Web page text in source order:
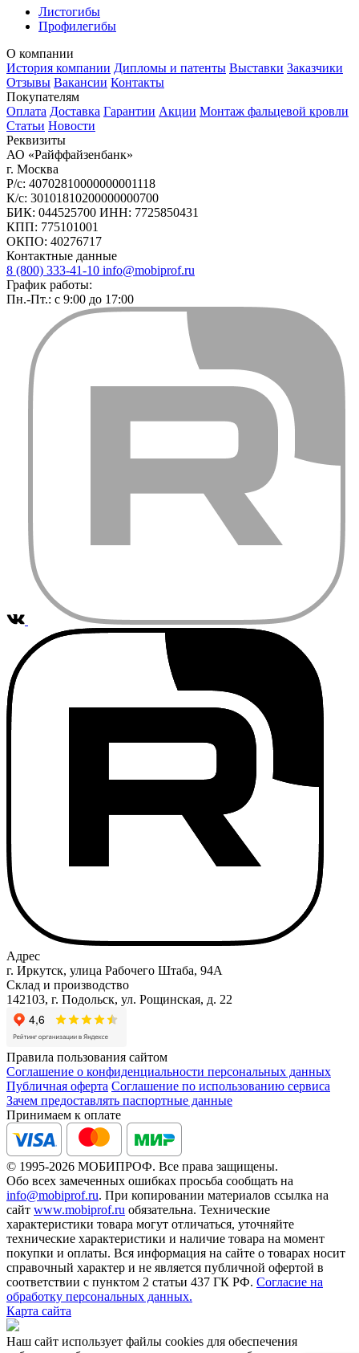
Листогибы
Профилегибы
О компании
История компании Дипломы и патенты Выставки Заказчики
Отзывы Вакансии Контакты
Покупателям
Оплата Доставка Гарантии Акции Монтаж фальцевой кровли
Статьи Новости
Реквизиты
АО «Райффайзенбанк»
г. Москва
Р/с: 40702810000000001118
К/с: 30101810200000000700
БИК: 044525700 ИНН: 7725850431
КПП: 775101001
ОКПО: 40276717
Контактные данные
8 (800) 333-41-10 info@mobiprof.ru
График работы:
Пн.-Пт.: с 9:00 до 17:00
Адрес
г. Иркутск, улица Рабочего Штаба, 94А
Склад и производство
142103, г. Подольск, ул. Рощинская, д. 22
Правила пользования сайтом
Соглашение о конфиденциальности персональных данных
Публичная оферта Соглашение по использованию сервиса
Зачем предоставлять паспортные данные
Принимаем к оплате
© 1995-2026 МОБИПРОФ. Все права защищены.
Обо всех замеченных ошибках просьба сообщать на
info@mobiprof.ru. При копировании материалов ссылка на
сайт www.mobiprof.ru обязательна. Технические
характеристики товара могут отличаться, уточняйте
технические характеристики и наличие товара на момент
покупки и оплаты. Вся информация на сайте о товарах носит
справочный характер и не является публичной офертой в
соответствии с пунктом 2 статьи 437 ГК РФ. Согласие на
обработку персональных данных.
Карта сайта
Наш сайт использует файлы cookies для обеспечения